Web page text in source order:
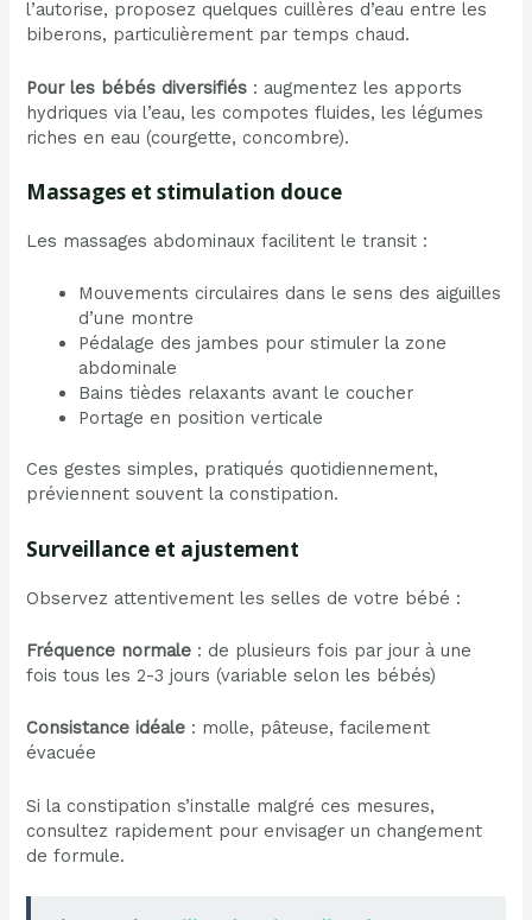
l’autorise, proposez quelques cuillères d’eau entre les
biberons, particulièrement par temps chaud.
Pour les bébés diversifiés : augmentez les apports
hydriques via l’eau, les compotes fluides, les légumes
riches en eau (courgette, concombre).
Massages et stimulation douce
Les massages abdominaux facilitent le transit :
Mouvements circulaires dans le sens des aiguilles
d’une montre
Pédalage des jambes pour stimuler la zone
abdominale
Bains tièdes relaxants avant le coucher
Portage en position verticale
Ces gestes simples, pratiqués quotidiennement,
préviennent souvent la constipation.
Surveillance et ajustement
Observez attentivement les selles de votre bébé :
Fréquence normale : de plusieurs fois par jour à une
fois tous les 2-3 jours (variable selon les bébés)
Consistance idéale : molle, pâteuse, facilement
évacuée
Si la constipation s’installe malgré ces mesures,
consultez rapidement pour envisager un changement
de formule.